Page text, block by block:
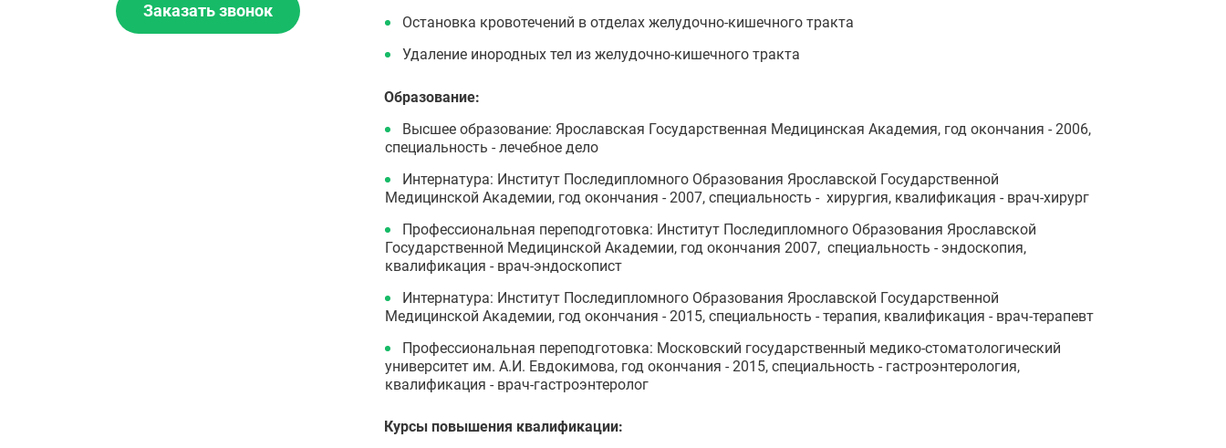
Заказать звонок
Остановка кровотечений в отделах желудочно-кишечного тракта
Удаление инородных тел из желудочно-кишечного тракта
Образование:
Высшее образование: Ярославская Государственная Медицинская Академия, год окончания - 2006,
специальность - лечебное дело
Интернатура: Институт Последипломного Образования Ярославской Государственной
Медицинской Академии, год окончания - 2007, специальность - хирургия, квалификация - врач-хирург
Профессиональная переподготовка: Институт Последипломного Образования Ярославской
Государственной Медицинской Академии, год окончания 2007, специальность - эндоскопия,
квалификация - врач-эндоскопист
Интернатура: Институт Последипломного Образования Ярославской Государственной
Медицинской Академии, год окончания - 2015, специальность - терапия, квалификация - врач-терапевт
Профессиональная переподготовка: Московский государственный медико-стоматологический
университет им. А.И. Евдокимова, год окончания - 2015, специальность - гастроэнтерология,
квалификация - врач-гастроэнтеролог
Курсы повышения квалификации: